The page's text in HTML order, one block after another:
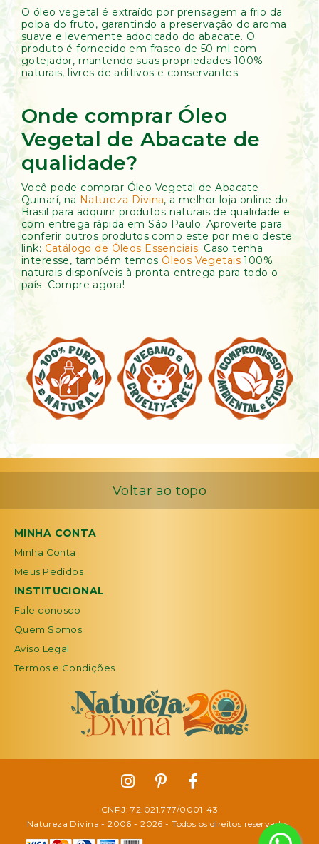
O óleo vegetal é extraído por prensagem a frio da
polpa do fruto, garantindo a preservação do aroma
suave e levemente adocicado do abacate. O
produto é fornecido em frasco de 50 ml com
gotejador, mantendo suas propriedades 100%
naturais, livres de aditivos e conservantes.
Onde comprar Óleo
Vegetal de Abacate de
qualidade?
Você pode comprar Óleo Vegetal de Abacate -
Quinarí, na Natureza Divina, a melhor loja online do
Brasil para adquirir produtos naturais de qualidade e
com entrega rápida em São Paulo. Aproveite para
conferir outros produtos como este por meio deste
link: Catálogo de Óleos Essenciais. Caso tenha
interesse, também temos Óleos Vegetais100%
naturais disponíveis à pronta-entrega para todo o
país. Compre agora!
Voltar ao topo
MINHA CONTA
Minha Conta
Meus Pedidos
INSTITUCIONAL
Fale conosco
Quem Somos
Aviso Legal
Termos e Condições
CNPJ: 72.021.777/0001-43
Natureza Divina - 2006 -2026 - Todos os direitos reservados.